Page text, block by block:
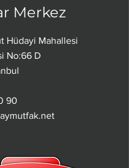
Merkez
Hüdayi Mahallesi
No:66 D
90